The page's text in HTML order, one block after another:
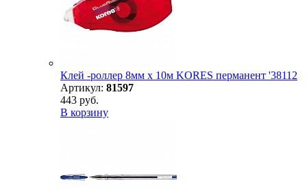
Клей -роллер 8мм х 10м KORES перманент '38112
Артикул: 81597
443 руб.
В корзину